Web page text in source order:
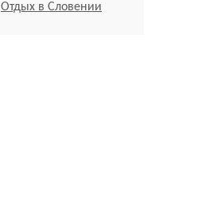
Отдых в Словении